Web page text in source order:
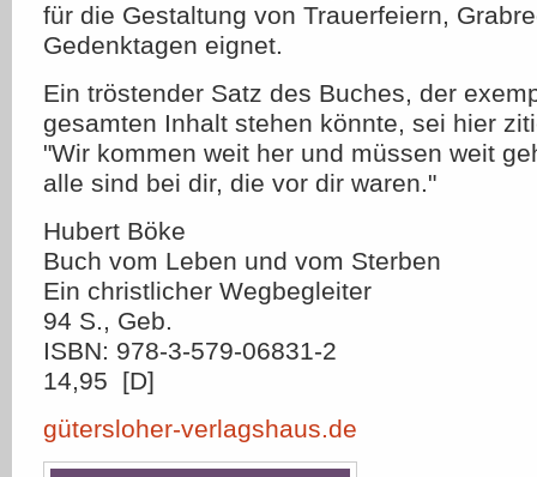
für die Gestaltung von Trauerfeiern,
Gedenktagen eignet.
Ein tröstender Satz des Buches, der
gesamten Inhalt stehen könnte, sei hier
"Wir kommen weit her und müssen weit
alle sind bei dir, die vor dir waren."
Hubert Böke
Buch vom Leben und vom Sterben
Ein christlicher Wegbegleiter
94 S., Geb.
ISBN: 978-3-579-06831-2
14,95  [D]
gütersloher-verlagshaus.de